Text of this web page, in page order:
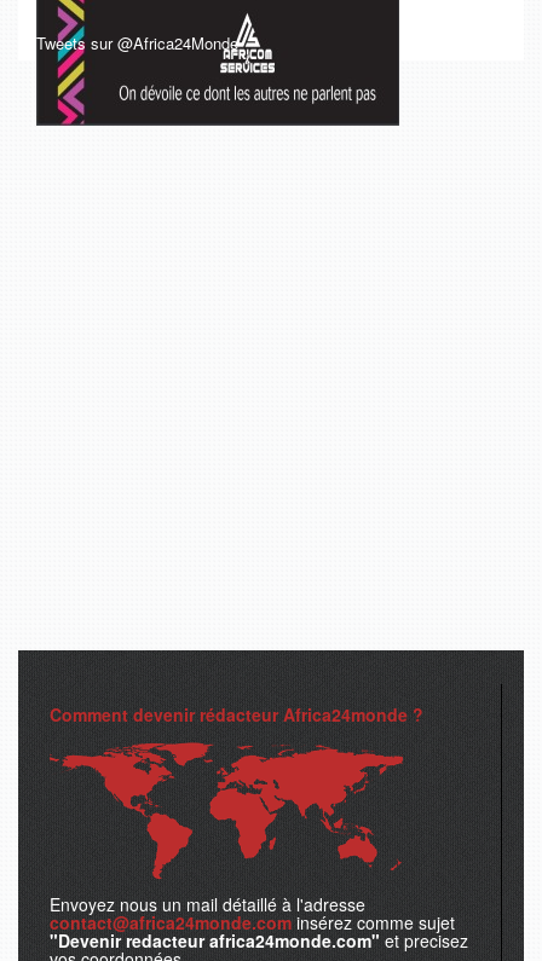
Tweets sur @Africa24Monde
Comment devenir rédacteur Africa24monde ?
Envoyez nous un mail détaillé à l'adresse
contact@africa24monde.com insérez comme sujet
"Devenir redacteur africa24monde.com" et precisez